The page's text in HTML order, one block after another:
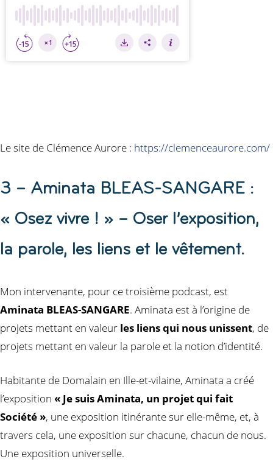
Le site de Clémence Aurore : https://clemenceaurore.com/
3 – Aminata BLEAS-SANGARE :
« Osez vivre ! » – Oser l’exposition,
la parole, les liens et le vêtement.
Mon intervenante, pour ce troisième podcast, est
Aminata BLEAS-SANGARE. Aminata est à l’origine de
projets mettant en valeur les liens qui nous unissent, de
projets mettant en valeur la parole et la notion d’identité.
Habitante de Domalain en Ille-et-vilaine, Aminata a créé
l’exposition « Je suis Aminata, un projet qui fait
Société », une exposition itinérante sur elle-même, et, à
travers cela, une exposition sur chacune, chacun de nous.
Une exposition universelle.